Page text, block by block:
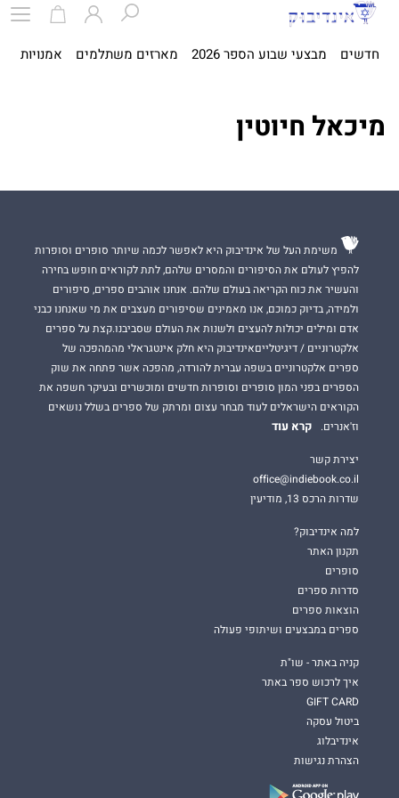
חדשים מבצעי שבוע הספר 2026 מארזים משתלמים אמנויות
מיכאל חיוטין
משימת העל של אינדיבוק היא לאפשר לכמה שיותר סופרים וסופרות
להפיץ לעולם את הסיפורים והמסרים שלהם, לתת לקוראים חופש בחירה
והעשיר את כוח הקריאה בעולם שלהם. אנחנו אוהבים ספרים, סיפורים
ולמידה, בדיוק כמוכם, אנו מאמינים שסיפורים מעצבים את מי שאנחנו כבני
אדם ומילים יכולות להעצים ולשנות את העולם שסביבנו.קצת על ספרים
אלקטרוניים / דיגיטלייםאינדיבוק היא חלק אינטגראלי מהמהפכה של
ספרים אלקטרוניים בשפה עברית להורדה, מהפכה אשר פתחה את שוק
הספרים בפני המון סופרים וסופרות חדשים ומוכשרים ובעיקר חשפה את
הקוראים הישראלים לעוד מבחר עצום ומרתק של ספרים בשלל נושאים
וז'אנרים.
קרא עוד
יצירת קשר
office@indiebook.co.il
שדרות הרכס 13, מודיעין
למה אינדיבוק?
תקנון האתר
סופרים
סדרות ספרים
הוצאות ספרים
ספרים במבצעים ושיתופי פעולה
קניה באתר - שו"ת
איך לרכוש ספר באתר
GIFT CARD
ביטול עסקה
אינדיבלוג
הצהרת נגישות